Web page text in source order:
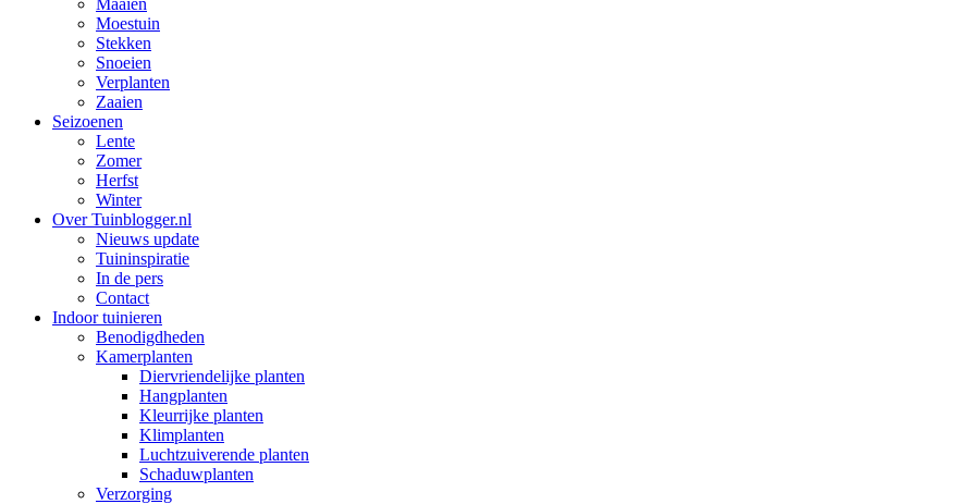
Maaien
Moestuin
Stekken
Snoeien
Verplanten
Zaaien
Seizoenen
Lente
Zomer
Herfst
Winter
Over Tuinblogger.nl
Nieuws update
Tuininspiratie
In de pers
Contact
Indoor tuinieren
Benodigdheden
Kamerplanten
Diervriendelijke planten
Hangplanten
Kleurrijke planten
Klimplanten
Luchtzuiverende planten
Schaduwplanten
Verzorging